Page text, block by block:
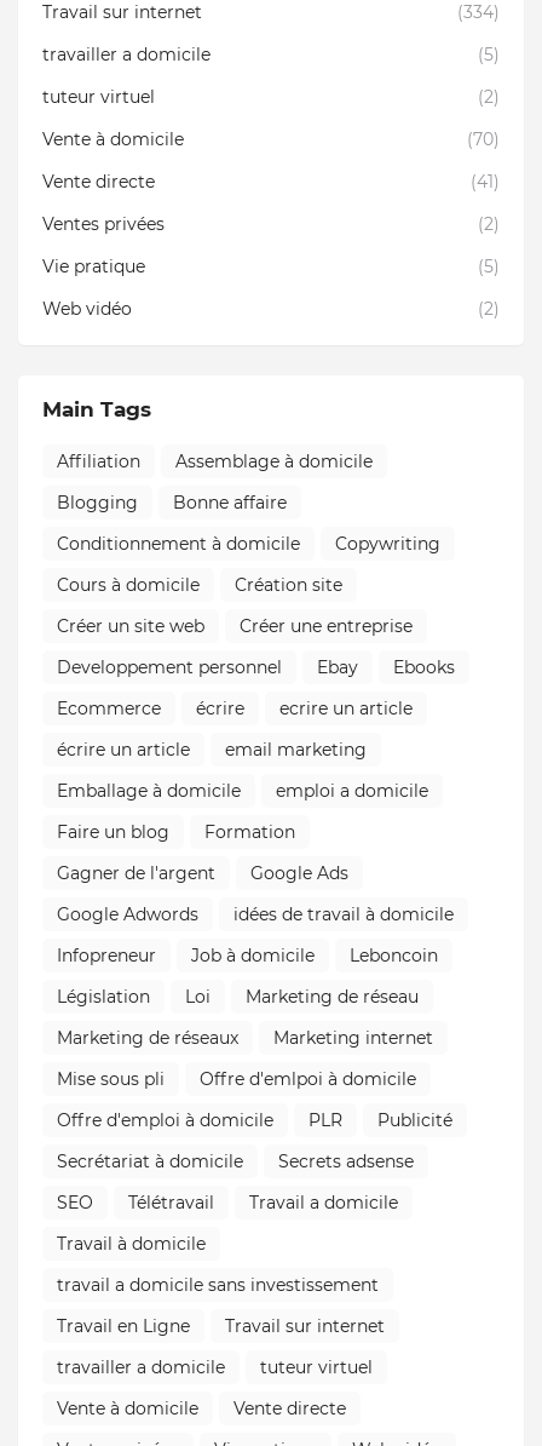
Travail sur internet
(334)
travailler a domicile
(5)
tuteur virtuel
(2)
Vente à domicile
(70)
Vente directe
(41)
Ventes privées
(2)
Vie pratique
(5)
Web vidéo
(2)
Main Tags
Affiliation
Assemblage à domicile
Blogging
Bonne affaire
Conditionnement à domicile
Copywriting
Cours à domicile
Création site
Créer un site web
Créer une entreprise
Developpement personnel
Ebay
Ebooks
Ecommerce
écrire
ecrire un article
écrire un article
email marketing
Emballage à domicile
emploi a domicile
Faire un blog
Formation
Gagner de l'argent
Google Ads
Google Adwords
idées de travail à domicile
Infopreneur
Job à domicile
Leboncoin
Législation
Loi
Marketing de réseau
Marketing de réseaux
Marketing internet
Mise sous pli
Offre d'emlpoi à domicile
Offre d'emploi à domicile
PLR
Publicité
Secrétariat à domicile
Secrets adsense
SEO
Télétravail
Travail a domicile
Travail à domicile
travail a domicile sans investissement
Travail en Ligne
Travail sur internet
travailler a domicile
tuteur virtuel
Vente à domicile
Vente directe